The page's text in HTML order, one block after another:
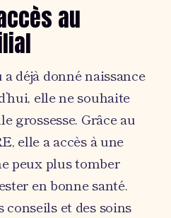
au
déjà donné naissance
elle ne souhaite
grossesse. Grâce au
elle a accès à une
peux plus tomber
en bonne santé.
conseils et des soins